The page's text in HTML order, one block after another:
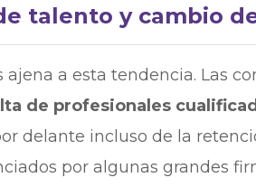
talento y cambio
ajena a esta tendencia. Las
de profesionales
delante incluso de la
por algunas grandes